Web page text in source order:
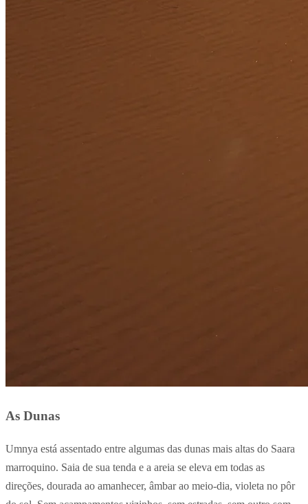
As Dunas
Umnya está assentado entre algumas das dunas mais altas do Saara
marroquino. Saia de sua tenda e a areia se eleva em todas as
direções, dourada ao amanhecer, âmbar ao meio-dia, violeta no pôr